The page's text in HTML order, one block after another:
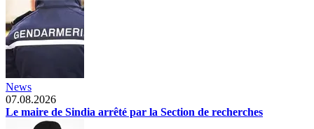
News
07.08.2026
Le maire de Sindia arrêté par la Section de recherches